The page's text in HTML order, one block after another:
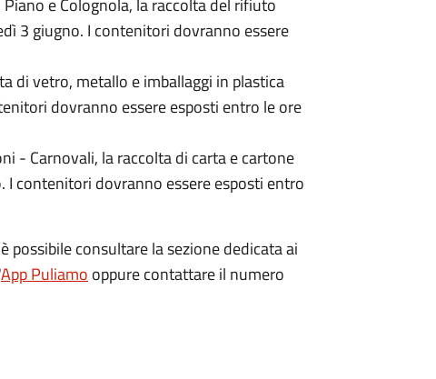
e Colognola, la raccolta del rifiuto
3 giugno. I contenitori dovranno essere
di vetro, metallo e imballaggi in plastica
dovranno essere esposti entro le ore
- Carnovali, la raccolta di carta e cartone
I contenitori dovranno essere esposti entro
consultare la sezione dedicata ai
App Puliamo oppure contattare il numero